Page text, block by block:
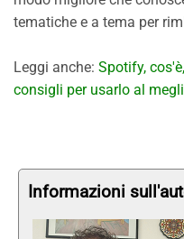
tematiche e a tema per
Leggi anche: Spotify,
consigli per usarlo al
Informazioni